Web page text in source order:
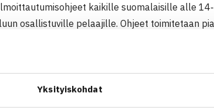
Yksityiskohdat
kaikille suomalaisille alle 14‑
osallistuville pelaajille. Ohjeet toimitetaan
tennisharjoitukset, lounas sekä lounaan
9.30 ja päättyy klo 15.00 mennessä.
valmentajat.